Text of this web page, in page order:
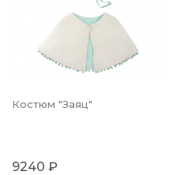
Костюм "Заяц"
9240 ₽